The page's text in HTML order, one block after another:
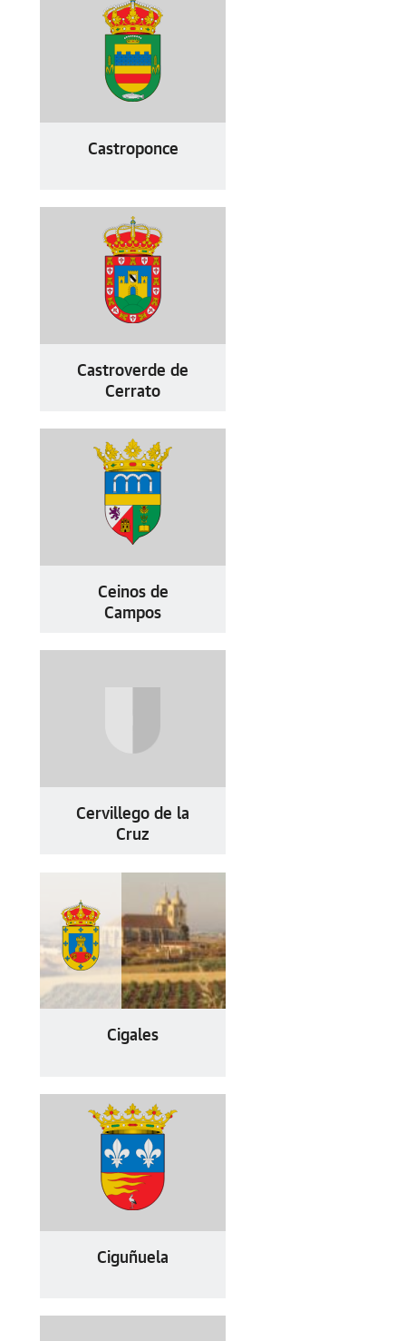
Castroponce
Castroverde de
Cerrato
Ceinos de
Campos
Cervillego de la
Cruz
Cigales
Ciguñuela